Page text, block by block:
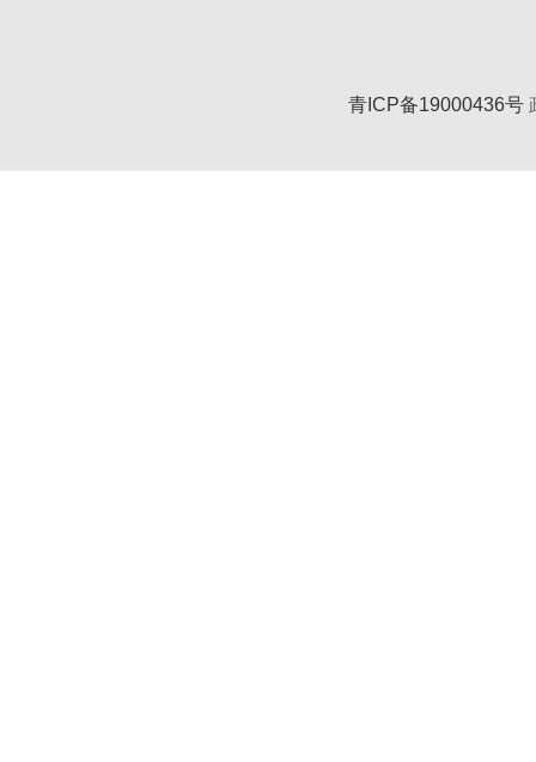
青ICP备19000436号